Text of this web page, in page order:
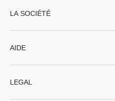
LA SOCIÉTÉ
AIDE
LEGAL